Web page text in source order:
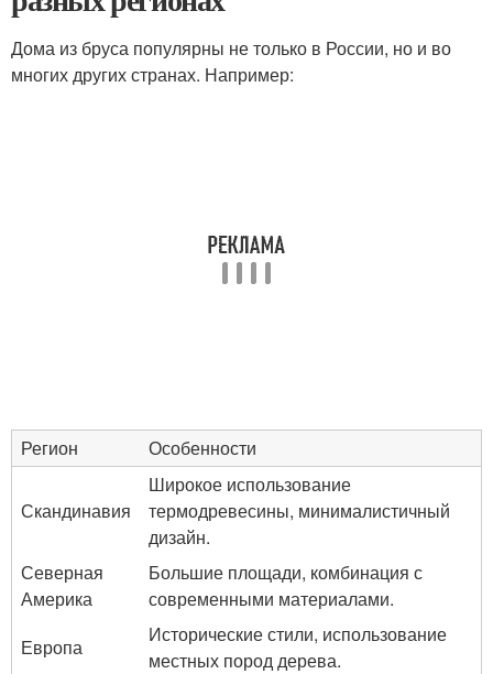
Дома из бруса популярны не только в России, но и во
многих других странах. Например:
Регион Особенности
Скандинавия
Широкое использование
термодревесины, минималистичный
дизайн.
Северная
Америка
Большие площади, комбинация с
современными материалами.
Европа
Исторические стили, использование
местных пород дерева.